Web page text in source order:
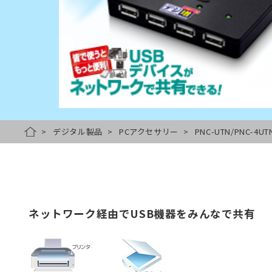
HOMEデジタル製品 PCアクセサリー PNC-UTN/PNC-
ネットワーク経由でUSB機器をみんなで共有